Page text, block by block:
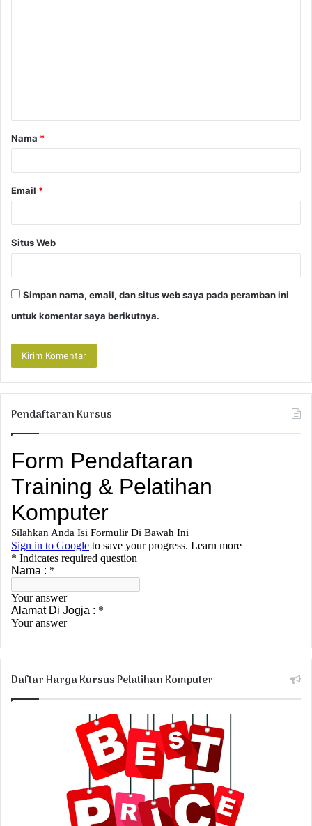
a
r
Nama *
Email *
Situs Web
Simpan nama, email, dan situs web saya pada peramban ini
untuk komentar saya berikutnya.
Pendaftaran Kursus
Daftar Harga Kursus Pelatihan Komputer